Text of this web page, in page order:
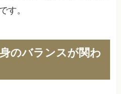
す。
のバランスが関わ